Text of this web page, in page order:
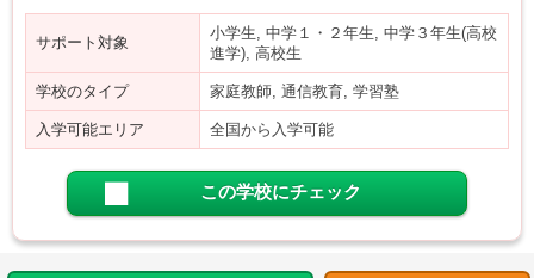
サポート対象
小学生, 中学１・２年生, 中学３年生(高校
進学), 高校生
学校のタイプ 家庭教師, 通信教育, 学習塾
入学可能エリア 全国から入学可能
この学校にチェック